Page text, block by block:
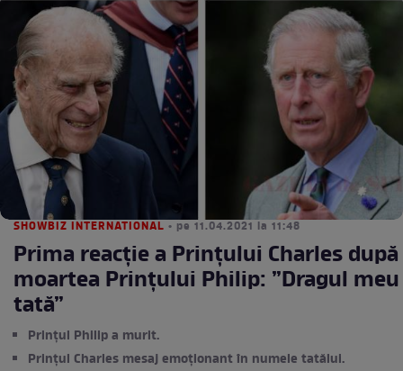
SHOWBIZ INTERNATIONAL • pe 11.04.2021 la 11:48
Prima reacție a Prințului Charles după
moartea Prințului Philip: ”Dragul meu
tată”
Prințul Philip a murit.
Prințul Charles mesaj emoționant în numele tatălui.